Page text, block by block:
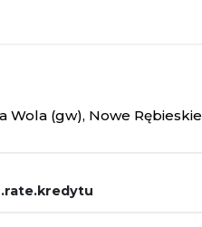
Wola (gw), Nowe Rębieskie